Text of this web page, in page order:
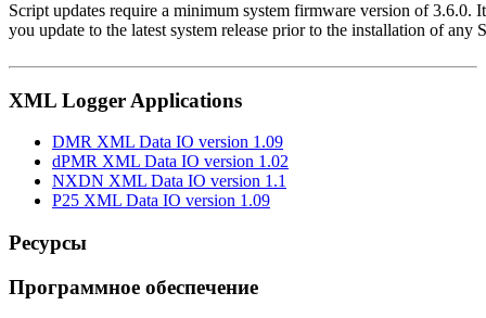
Script updates require a minimum system firmware version of 3.6.0.
you update to the latest system release prior to the installation of any
XML Logger Applications
DMR XML Data IO version 1.09
dPMR XML Data IO version 1.02
NXDN XML Data IO version 1.1
P25 XML Data IO version 1.09
Ресурсы
Программное обеспечение